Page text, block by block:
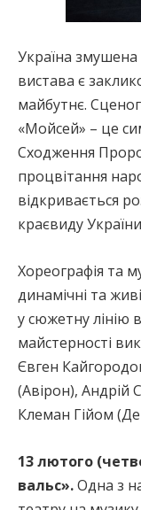
Україна
вистава є
майбутнє.
«Мойсей» – це
Сходження
процвітання
відкривається
краєвиду
Хореографія та
динамічні та
у сюжетну лінію
майстерності
Євген
(Авірон), Андрій
Клеман Гійом
13 лютого
вальс».Одна з